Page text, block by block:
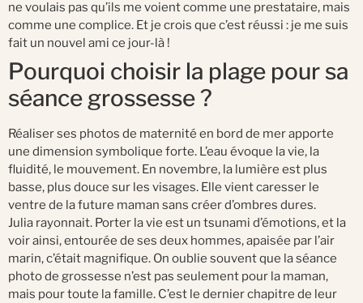
ne voulais pas qu’ils me voient comme une prestataire, mais
comme une complice. Et je crois que c’est réussi : je me suis
fait un nouvel ami ce jour-là !
Pourquoi choisir la plage pour sa
séance grossesse ?
Réaliser ses photos de maternité en bord de mer apporte
une dimension symbolique forte. L’eau évoque la vie, la
fluidité, le mouvement. En novembre, la lumière est plus
basse, plus douce sur les visages. Elle vient caresser le
ventre de la future maman sans créer d’ombres dures.
Julia rayonnait. Porter la vie est un tsunami d’émotions, et la
voir ainsi, entourée de ses deux hommes, apaisée par l’air
marin, c’était magnifique. On oublie souvent que la séance
photo de grossesse n’est pas seulement pour la maman,
mais pour toute la famille. C’est le dernier chapitre de leur